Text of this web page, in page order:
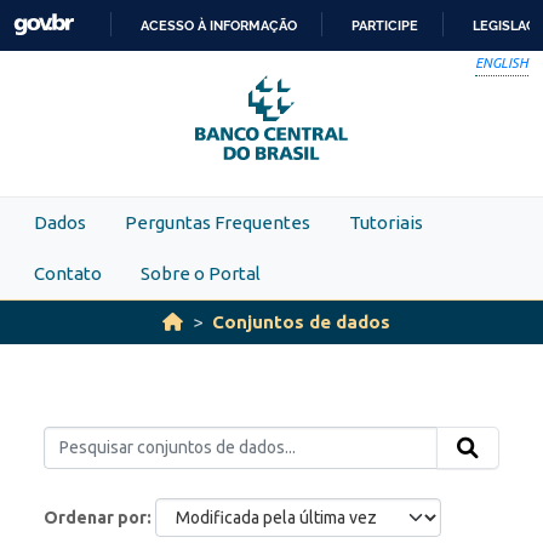
Skip to main content
PARA
O
CONTEÚDO
ACESSO À INFORMAÇÃO PARTICIPE
ENGLISH
Dados Perguntas Frequentes Tutoriais
Contato Sobre o Portal
Conjuntos de dados
Ordenar por